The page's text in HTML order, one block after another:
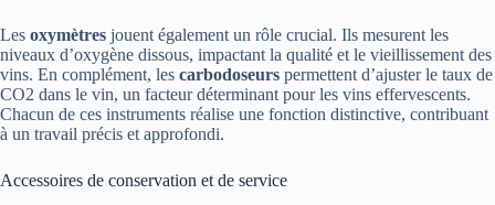
Les oxymètres jouent également un rôle crucial. Ils mesurent les
niveaux d’oxygène dissous, impactant la qualité et le vieillissement des
vins. En complément, les carbodoseurs permettent d’ajuster le taux de
CO2 dans le vin, un facteur déterminant pour les vins effervescents.
Chacun de ces instruments réalise une fonction distinctive, contribuant
à un travail précis et approfondi.
Accessoires de conservation et de service